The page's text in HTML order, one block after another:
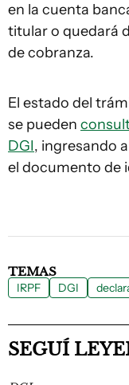
en la cuenta
titular o quedará
de cobranza.
El estado del
se pueden
DGI, ingresando
el documento de
TEMAS
IRPF DGI
SEGUÍ